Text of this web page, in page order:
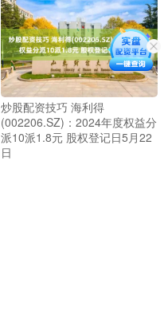
炒股配资技巧 海利得
(002206.SZ)：2024年度权益分
派10派1.8元 股权登记日5月22
日